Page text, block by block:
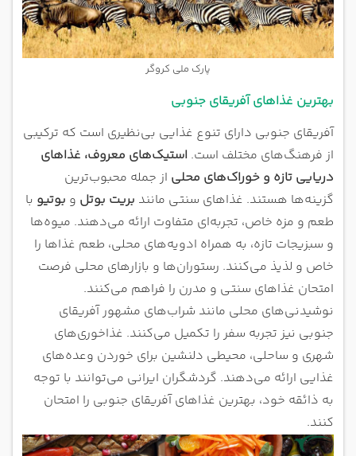
پارک ملی کروگر
بهترین غذاهای آفریقای جنوبی
آفریقای جنوبی دارای تنوع غذایی بی‌نظیری است که ترکیبی
از فرهنگ‌های مختلف است. استیک‌های معروف، غذاهای
دریایی تازه و خوراک‌های محلی از جمله محبوب‌ترین
گزینه‌ها هستند. غذاهای سنتی مانند بریت بوتل و بوتیو با
طعم و مزه خاص، تجربه‌ای متفاوت ارائه می‌دهند. میوه‌ها
و سبزیجات تازه، به همراه ادویه‌های محلی، طعم غذاها را
خاص و لذیذ می‌کنند. رستوران‌ها و بازارهای محلی فرصت
امتحان غذاهای سنتی و مدرن را فراهم می‌کنند.
نوشیدنی‌های محلی مانند شراب‌های مشهور آفریقای
جنوبی نیز تجربه سفر را تکمیل می‌کنند. غذاخوری‌های
شهری و ساحلی، محیطی دلنشین برای خوردن وعده‌های
غذایی ارائه می‌دهند. گردشگران ایرانی می‌توانند با توجه
به ذائقه خود، بهترین غذاهای آفریقای جنوبی را امتحان
کنند.